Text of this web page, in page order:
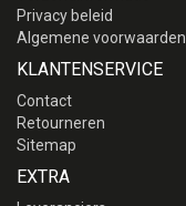
Privacy beleid
Algemene voorwaarden
KLANTENSERVICE
Contact
Retourneren
Sitemap
EXTRA